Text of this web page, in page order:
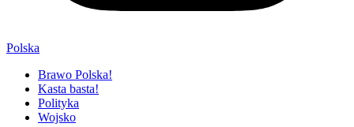
Polska
Brawo Polska!
Kasta basta!
Polityka
Wojsko